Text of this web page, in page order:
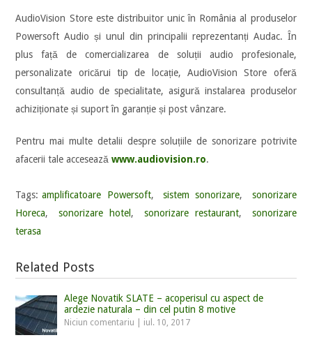
AudioVision Store este distribuitor unic în România al produselor
Powersoft Audio și unul din principalii reprezentanți Audac. În
plus față de comercializarea de soluții audio profesionale,
personalizate oricărui tip de locație, AudioVision Store oferă
consultanță audio de specialitate, asigură instalarea produselor
achiziționate și suport în garanție și post vânzare.
Pentru mai multe detalii despre soluțiile de sonorizare potrivite
afacerii tale acceseazăwww.audiovision.ro.
Tags: amplificatoare Powersoft, sistem sonorizare,
sonorizare
Horeca, sonorizare hotel , sonorizare restaurant,
sonorizare
terasa
Related Posts
Alege Novatik SLATE – acoperisul cu aspect de
ardezie naturala – din cel putin 8 motive
Niciun comentariu iul. 10, 2017